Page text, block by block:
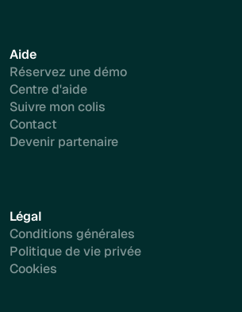
Aide
Réservez une démo
Centre d'aide
Suivre mon colis
Contact
Devenir partenaire
Légal
Conditions générales
Politique de vie privée
Cookies